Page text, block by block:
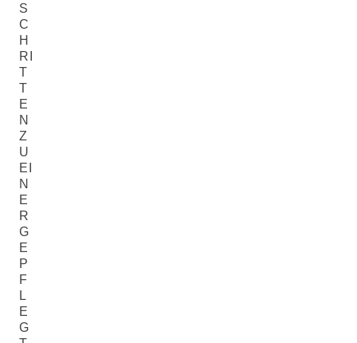
S
C
H
RI
T
T
E
N
Z
U
EI
N
E
R
G
E
P
F
L
E
G